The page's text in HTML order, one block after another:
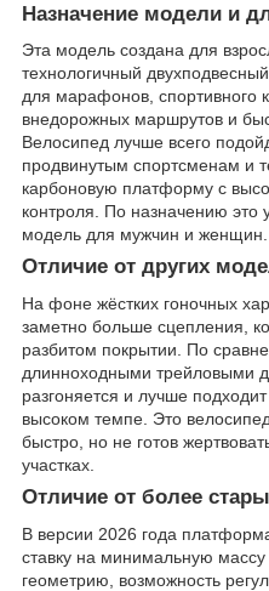
Назначение модели и
Эта модель создана для
технологичный
для марафонов, спортивного
внедорожных маршрутов и
Велосипед лучше всего
продвинутым спортсменам и
карбоновую платформу с
контроля. По назначению это
модель для мужчин и женщин.
Отличие от других
На фоне жёстких гоночных
заметно больше сцепления,
разбитом покрытии. По
длинноходными трейловыми
разгоняется и лучше
высоком темпе. Это
быстро, но не готов
участках.
Отличие от более
В версии 2026 года
ставку на минимальную
геометрию, возможность